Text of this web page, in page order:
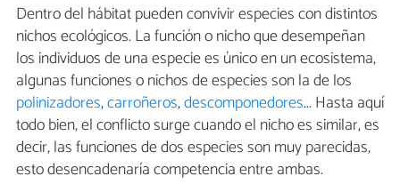
Dentro del hábitat pueden convivir especies con distintos
nichos ecológicos. La función o nicho que desempeñan
los individuos de una especie es único en un ecosistema,
algunas funciones o nichos de especies son la de los
polinizadores,carroñeros,descomponedores... Hasta aquí
todo bien, el conflicto surge cuando el nicho es similar, es
decir, las funciones de dos especies son muy parecidas,
esto desencadenaría competencia entre ambas.